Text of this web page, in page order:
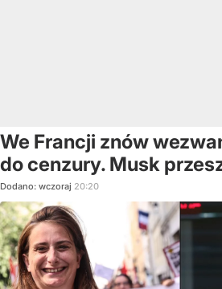
We Francji znów
do cenzury. Musk
Dodano: wczoraj 20:20